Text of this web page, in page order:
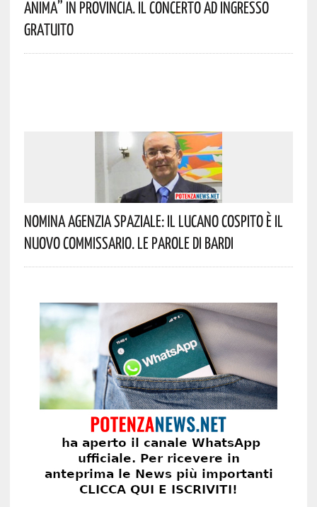
Anima” In Provincia. Il Concerto Ad Ingresso
Gratuito
Nomina Agenzia Spaziale: Il Lucano Cospito È Il
Nuovo Commissario. Le Parole Di Bardi